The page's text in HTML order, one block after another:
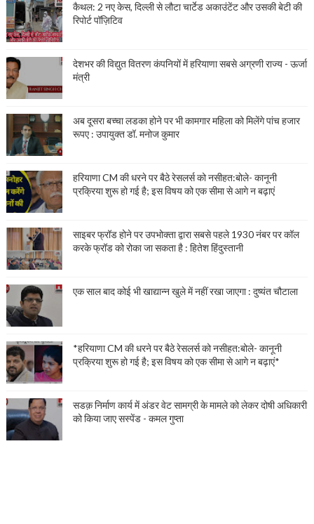
कैथल: 2 नए केस, दिल्ली से लौटा चार्टेड अकाउंटेंट और उसकी बेटी की
रिपोर्ट पॉज़िटिव
देशभर की विद्युत वितरण कंपनियों में हरियाणा सबसे अग्रणी राज्य - ऊर्जा
मंत्री
अब दूसरा बच्चा लडका होने पर भी कामगार महिला को मिलेंगे पांच हजार
रूपए : उपायुक्त डॉ. मनोज कुमार
हरियाणा CM की धरने पर बैठे रेसलर्स को नसीहत:बोले- कानूनी
प्रक्रिया शुरू हो गई है; इस विषय को एक सीमा से आगे न बढ़ाएं
साइबर फ्रॉड होने पर उपभोक्ता द्वारा सबसे पहले 1930 नंबर पर कॉल
करके फ्रॉड को रोका जा सकता है : हितेश हिंदुस्तानी
एक साल बाद कोई भी खाद्यान्न खुले में नहीं रखा जाएगा : दुष्यंत चौटाला
*हरियाणा CM की धरने पर बैठे रेसलर्स को नसीहत:बोले- कानूनी
प्रक्रिया शुरू हो गई है; इस विषय को एक सीमा से आगे न बढ़ाएं*
सडक़ निर्माण कार्य में अंडर वेट सामग्री के मामले को लेकर दोषी अधिकारी
को किया जाए सस्पेंड - कमल गुप्ता